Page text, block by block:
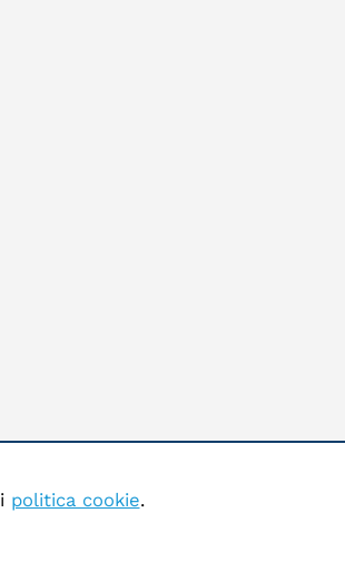
politica cookie.